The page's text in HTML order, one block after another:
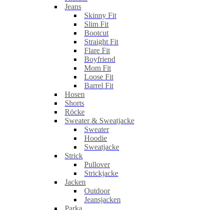
Jeans
Skinny Fit
Slim Fit
Bootcut
Straight Fit
Flare Fit
Boyfriend
Mom Fit
Loose Fit
Barrel Fit
Hosen
Shorts
Röcke
Sweater & Sweatjacke
Sweater
Hoodie
Sweatjacke
Strick
Pullover
Strickjacke
Jacken
Outdoor
Jeansjacken
Parka